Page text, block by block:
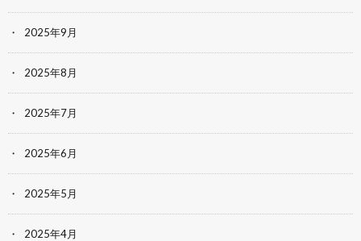
2025年9月
2025年8月
2025年7月
2025年6月
2025年5月
2025年4月